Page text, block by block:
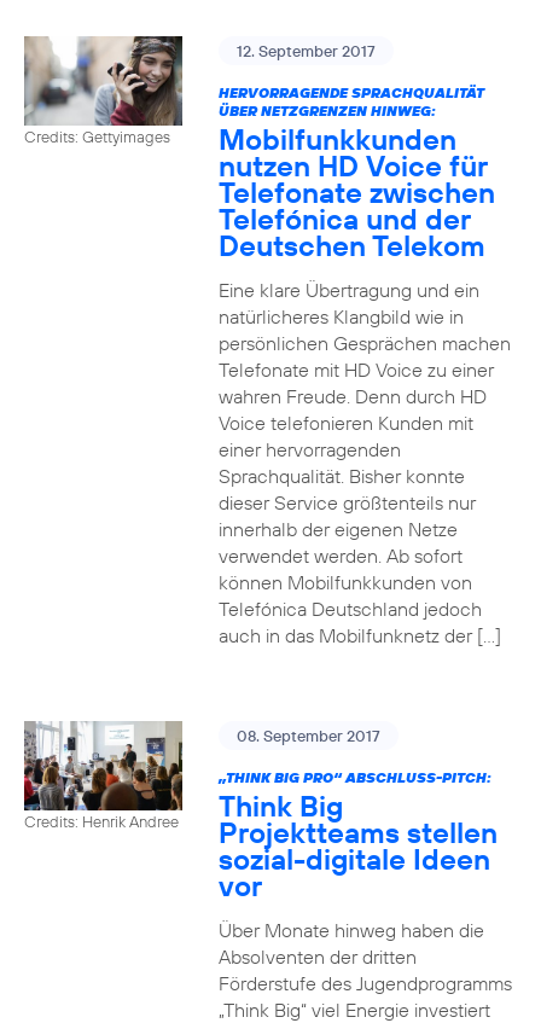
Credits: Gettyimages
12. September 2017
HERVORRAGENDE SPRACHQUALITÄT
ÜBER NETZGRENZEN HINWEG:
Mobilfunkkunden
nutzen HD Voice für
Telefonate zwischen
Telefónica und der
Deutschen Telekom
Eine klare Übertragung und ein
natürlicheres Klangbild wie in
persönlichen Gesprächen machen
Telefonate mit HD Voice zu einer
wahren Freude. Denn durch HD
Voice telefonieren Kunden mit
einer hervorragenden
Sprachqualität. Bisher konnte
dieser Service größtenteils nur
innerhalb der eigenen Netze
verwendet werden. Ab sofort
können Mobilfunkkunden von
Telefónica Deutschland jedoch
auch in das Mobilfunknetz der […]
Credits: Henrik Andree
08. September 2017
„THINK BIG PRO“ ABSCHLUSS-PITCH:
Think Big
Projektteams stellen
sozial-digitale Ideen
vor
Über Monate hinweg haben die
Absolventen der dritten
Förderstufe des Jugendprogramms
„Think Big“ viel Energie investiert